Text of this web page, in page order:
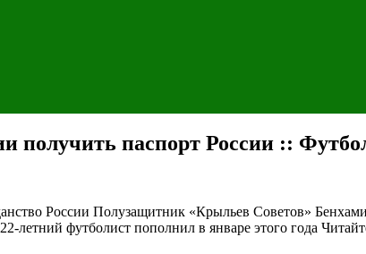
получить паспорт России ::
России Полузащитник «Крыльев Советов»
летний футболист пополнил в январе этого года